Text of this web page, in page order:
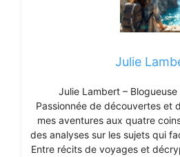
Julie
Julie Lambert –
Passionnée de découvertes et
mes aventures aux quatre
des analyses sur les sujets qui
Entre récits de voyages et